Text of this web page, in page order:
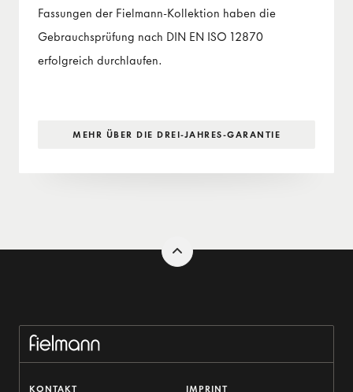
Fassungen der Fielmann-Kollektion haben die
Gebrauchsprüfung nach DIN EN ISO 12870
erfolgreich durchlaufen.
MEHR ÜBER DIE DREI-JAHRES-GARANTIE
KONTAKT IMPRINT